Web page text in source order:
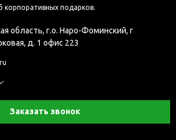
корпоративных подарков.
область, г.о. Наро-Фоминский, г
д. 1 офис 223
Заказать звонок